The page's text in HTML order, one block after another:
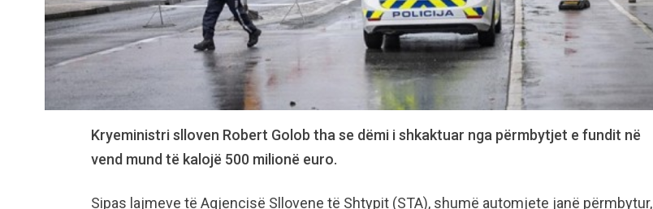
Kryeministri slloven Robert Golob tha se dëmi i shkaktuar nga përmbytjet e fundit në
vend mund të kalojë 500 milionë euro.
Sipas lajmeve të Agjencisë Sllovene të Shtypit (STA), shumë automjete janë përmbytur,